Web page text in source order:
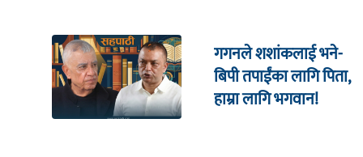
गगनले शशांकलाई भने-
बिपी तपाईंका लागि पिता,
हाम्रा लागि भगवान!